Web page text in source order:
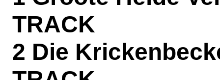
TRACK
2 Die